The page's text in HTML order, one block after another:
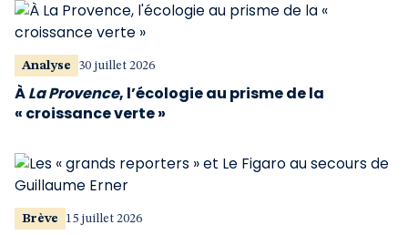
Analyse 30 juillet 2026
ÀLa Provence, l’écologie au prisme de la
« croissance verte »
Brève 15 juillet 2026